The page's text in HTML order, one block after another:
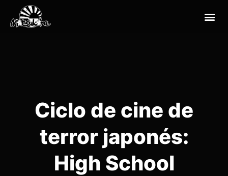
Ciclo de cine de
terror japonés:
High School